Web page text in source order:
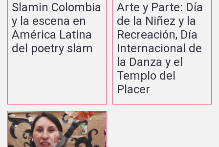
Slamin Colombia
y la escena en
América Latina
del poetry slam
Arte y Parte: Día
de la Niñez y la
Recreación, Día
Internacional de
la Danza y el
Templo del
Placer